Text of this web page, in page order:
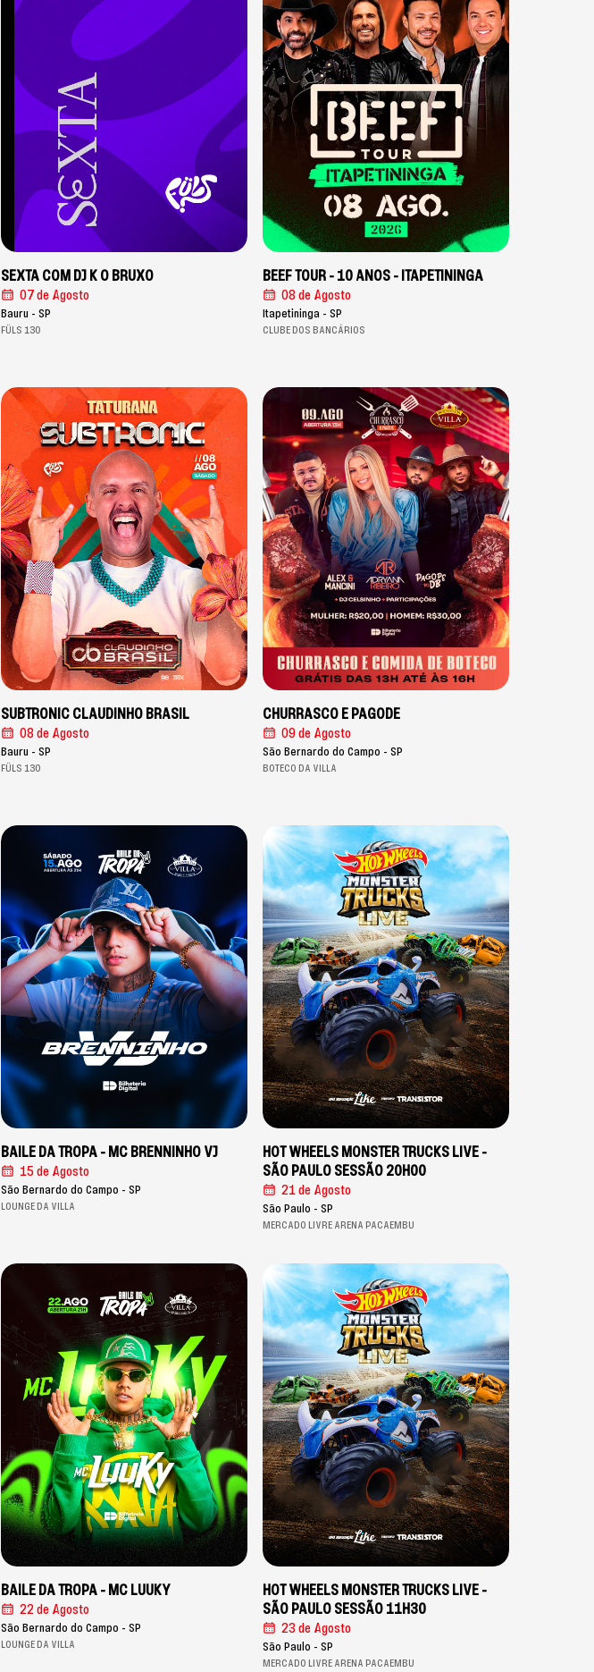
SEXTA COM DJ K O BRUXO
07 de Agosto
Bauru - SP
FÜLS 130
BEEF TOUR - 10 ANOS - ITAPETININGA
08 de Agosto
Itapetininga - SP
CLUBE DOS BANCÁRIOS
SUBTRONIC CLAUDINHO BRASIL
08 de Agosto
Bauru - SP
FÜLS 130
CHURRASCO E PAGODE
09 de Agosto
São Bernardo do Campo - SP
BOTECO DA VILLA
BAILE DA TROPA - MC BRENNINHO VJ
15 de Agosto
São Bernardo do Campo - SP
LOUNGE DA VILLA
HOT WHEELS MONSTER TRUCKS LIVE -
SÃO PAULO SESSÃO 20H00
21 de Agosto
São Paulo - SP
MERCADO LIVRE ARENA PACAEMBU
BAILE DA TROPA - MC LUUKY
22 de Agosto
São Bernardo do Campo - SP
LOUNGE DA VILLA
HOT WHEELS MONSTER TRUCKS LIVE -
SÃO PAULO SESSÃO 11H30
23 de Agosto
São Paulo - SP
MERCADO LIVRE ARENA PACAEMBU